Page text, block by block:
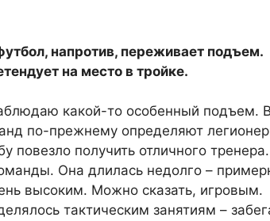
напротив, переживает подъем.
на место в тройке.
какой-то особенный подъем.
по-прежнему определяют
повезло получить отличного
Она длилась недолго –
высоким. Можно сказать, игровым.
тактическим занятиям –